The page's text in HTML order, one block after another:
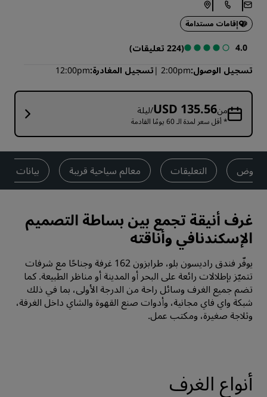
إقامات مستدامة
4.0
(224 تعليقات)
تسجيل الوصول 2:00pm تسجيل المغادرة 12:00pm
منUSD 135.56/ليلة
* أقل سعر لمدة الـ 60 يومًا القادمة
العروض التعليقات معالم سياحية قريبة بيانات
غرف أنيقة تجمع بين بساطة التصميم
الإسكندنافي وأناقته
يوفّر فندق راديسون بلو، طرابزون 162 غرفة وجناحًا مع شرفات
تتميّز بإطلالات رائعة على البحر أو المدينة أو مناظر الطبيعة. كما
تضم جميع الغرف وسائل راحة من الدرجة الأولى، بما في ذلك
شبكة واي فاي مجانية، وأدوات صنع القهوة والشاي داخل الغرفة،
وثلاجة صغيرة، ومكتب عمل.
أنواع الغرف